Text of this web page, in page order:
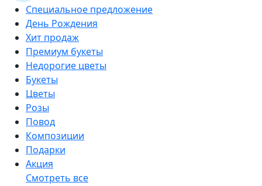
Специальное предложение
День Рождения
Хит продаж
Премиум букеты
Недорогие цветы
Букеты
Цветы
Розы
Повод
Композиции
Подарки
Акция
Смотреть все